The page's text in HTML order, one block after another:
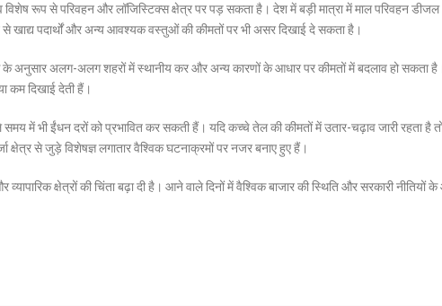
विशेष रूप से परिवहन और लॉजिस्टिक्स क्षेत्र पर पड़ सकता है। देश में बड़ी मात्रा में माल परिवहन डीजल
खाद्य पदार्थों और अन्य आवश्यक वस्तुओं की कीमतों पर भी असर दिखाई दे सकता है।
के अनुसार अलग-अलग शहरों में स्थानीय कर और अन्य कारणों के आधार पर कीमतों में बदलाव हो सकता
कम दिखाई देती हैं।
समय में भी ईंधन दरों को प्रभावित कर सकती हैं। यदि कच्चे तेल की कीमतों में उतार-चढ़ाव जारी रहता है
से जुड़े विशेषज्ञ लगातार वैश्विक घटनाक्रमों पर नजर बनाए हुए हैं।
क्षेत्रों की चिंता बढ़ा दी है। आने वाले दिनों में वैश्विक बाजार की स्थिति और सरकारी नीतियों